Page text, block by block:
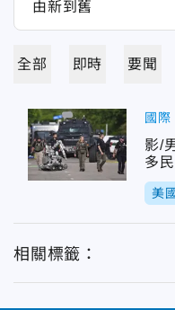
全部 即時 要聞
國際
影/
多
美國
相關標籤：